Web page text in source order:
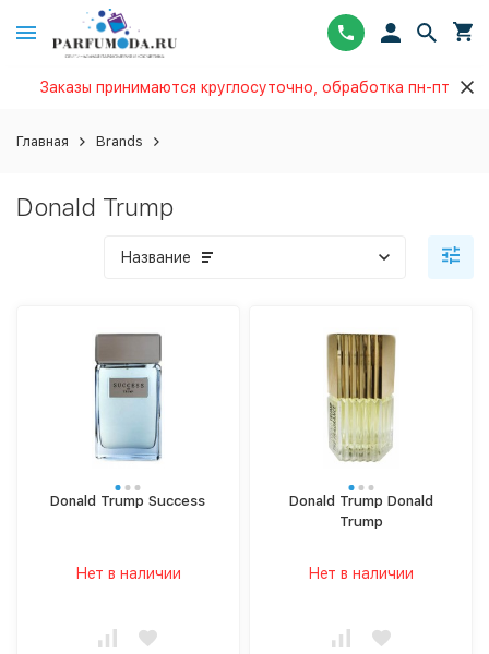
Заказы принимаются круглосуточно, обработка пн-пт
Главная Brands
Donald Trump
Название
Donald Trump Success
Нет в наличии
Donald Trump Donald
Trump
Нет в наличии